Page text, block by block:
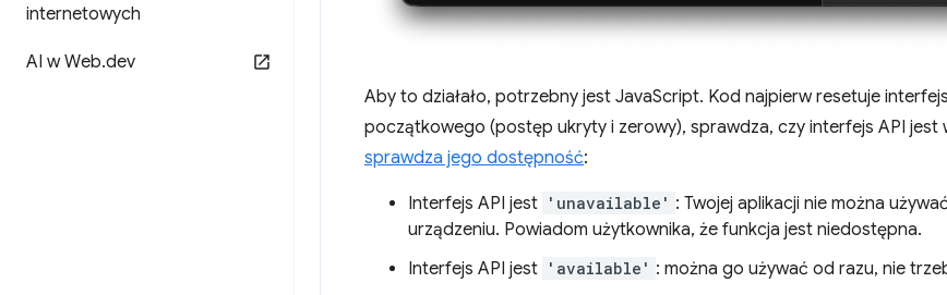
internetowych
AI w Web.dev
Aby to działało, potrzebny jest JavaScript. Kod najpierw resetuje
początkowego (postęp ukryty i zerowy), sprawdza, czy interfejs API jest
sprawdza jego dostępność:
Interfejs API jest 'unavailable' : Twojej aplikacji nie można
urządzeniu. Powiadom użytkownika, że funkcja jest niedostępna.
Interfejs API jest 'available' : można go używać od razu, nie